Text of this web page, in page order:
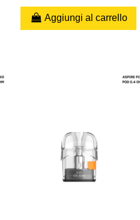
Aggiungi al carrello